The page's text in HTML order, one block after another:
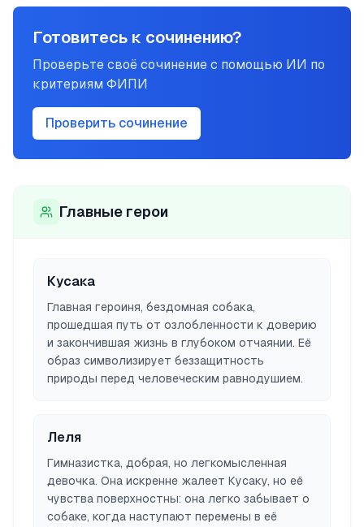
Готовитесь к сочинению?
Проверьте своё сочинение с помощью ИИ по
критериям ФИПИ
Проверить сочинение
Главные герои
Кусака
Главная героиня, бездомная собака,
прошедшая путь от озлобленности к доверию
и закончившая жизнь в глубоком отчаянии. Её
образ символизирует беззащитность
природы перед человеческим равнодушием.
Леля
Гимназистка, добрая, но легкомысленная
девочка. Она искренне жалеет Кусаку, но её
чувства поверхностны: она легко забывает о
собаке, когда наступают перемены в её